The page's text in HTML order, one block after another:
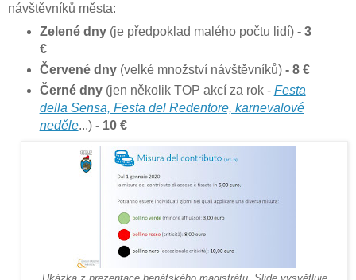
návštěvníků města:
Zelené dny (je předpoklad malého počtu lidí) - 3
€
Červené dny (velké množství návštěvníků)- 8 €
Černé dny(jen několik TOP akcí za rok - Festa
della Sensa, Festa del Redentore, karnevalové
neděle...) - 10 €